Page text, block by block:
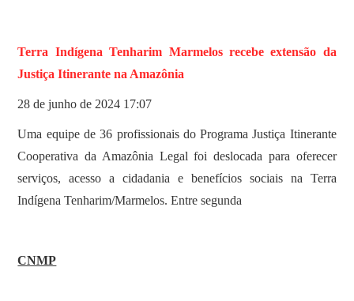
Terra Indígena Tenharim Marmelos recebe extensão da
Justiça Itinerante na Amazônia
28 de junho de 2024 17:07
Uma equipe de 36 profissionais do Programa Justiça Itinerante
Cooperativa da Amazônia Legal foi deslocada para oferecer
serviços, acesso a cidadania e benefícios sociais na Terra
Indígena Tenharim/Marmelos. Entre segunda
CNMP